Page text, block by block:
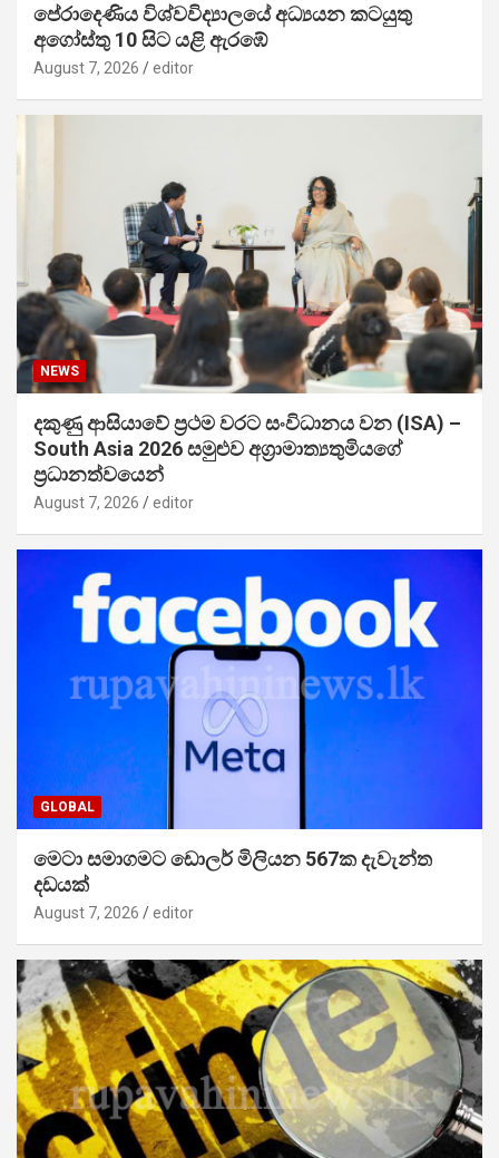
පේරාදෙණිය විශ්වවිද්‍යාලයේ අධ්‍යයන කටයුතු
අගෝස්තු 10 සිට යළි ඇරඹේ
August 7, 2026 editor
NEWS
දකුණු ආසියාවේ ප්‍රථම වරට සංවිධානය වන (ISA) –
South Asia 2026 සමුළුව අග්‍රාමාත්‍යතුමියගේ
ප්‍රධානත්වයෙන්
August 7, 2026 editor
GLOBAL
මෙටා සමාගමට ඩොලර් මිලියන 567ක දැවැන්ත
දඩයක්
August 7, 2026 editor